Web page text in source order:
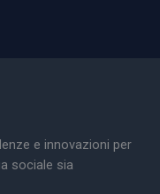
e innovazioni per
sociale sia